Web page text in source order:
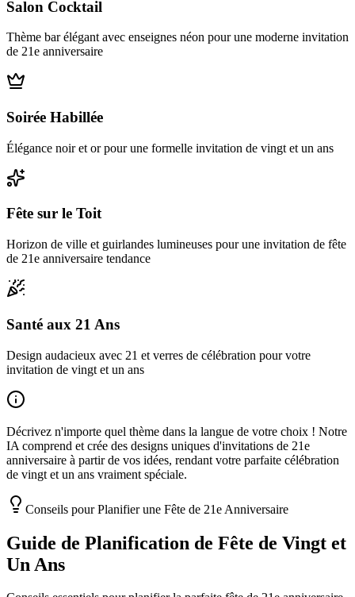
Salon Cocktail
Thème bar élégant avec enseignes néon pour une moderne invitation
de 21e anniversaire
Soirée Habillée
Élégance noir et or pour une formelle invitation de vingt et un ans
Fête sur le Toit
Horizon de ville et guirlandes lumineuses pour une invitation de fête
de 21e anniversaire tendance
Santé aux 21 Ans
Design audacieux avec 21 et verres de célébration pour votre
invitation de vingt et un ans
Décrivez n'importe quel thème dans la langue de votre choix ! Notre
IA comprend et crée des designs uniques d'invitations de 21e
anniversaire à partir de vos idées, rendant votre parfaite célébration
de vingt et un ans vraiment spéciale.
Conseils pour Planifier une Fête de 21e Anniversaire
Guide de Planification de Fête de Vingt et
Un Ans